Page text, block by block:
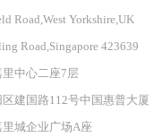
Road,West Yorkshire,UK
Road,Singapore 423639
里中心二座7层
建国路112号中国惠普大厦
城企业广场A座